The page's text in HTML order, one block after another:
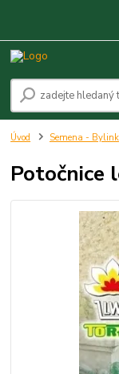
Úvod Semena -
Potočnice